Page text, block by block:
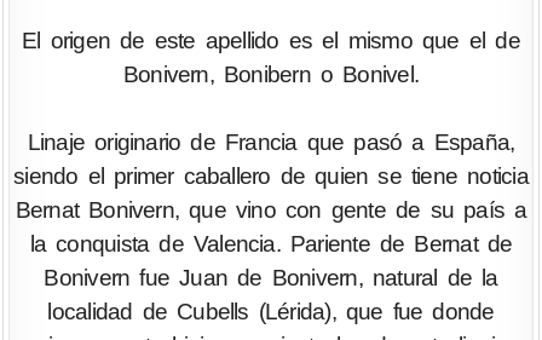
El origen de este apellido es el mismo que el de
Bonivern, Bonibern o Bonivel.
Linaje originario de Francia que pasó a España,
siendo el primer caballero de quien se tiene noticia
Bernat Bonivern, que vino con gente de su país a
la conquista de Valencia. Pariente de Bernat de
Bonivern fue Juan de Bonivern, natural de la
localidad de Cubells (Lérida), que fue donde